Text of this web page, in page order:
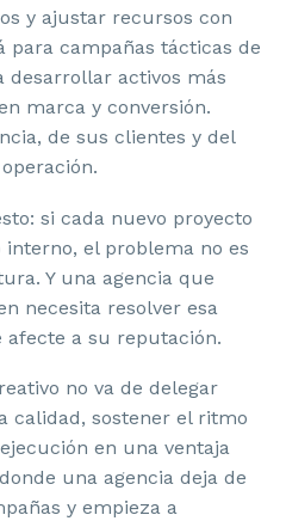
y ajustar recursos con
para campañas tácticas de
desarrollar activos más
marca y conversión.
de sus clientes y del
si cada nuevo proyecto
el problema no es
Y una agencia que
necesita resolver esa
a su reputación.
no va de delegar
calidad, sostener el ritmo
en una ventaja
una agencia deja de
y empieza a